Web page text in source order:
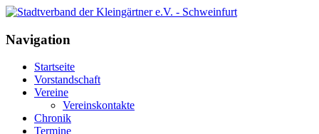
Navigation
Startseite
Vorstandschaft
Vereine
Vereinskontakte
Chronik
Termine